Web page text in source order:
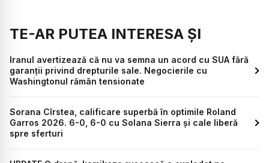
TE-AR PUTEA INTERESA ȘI
Iranul avertizează că nu va semna un acord cu SUA fără
garanții privind drepturile sale. Negocierile cu
Washingtonul rămân tensionate
Sorana Cîrstea, calificare superbă în optimile Roland
Garros 2026. 6-0, 6-0 cu Solana Sierra și cale liberă
spre sferturi